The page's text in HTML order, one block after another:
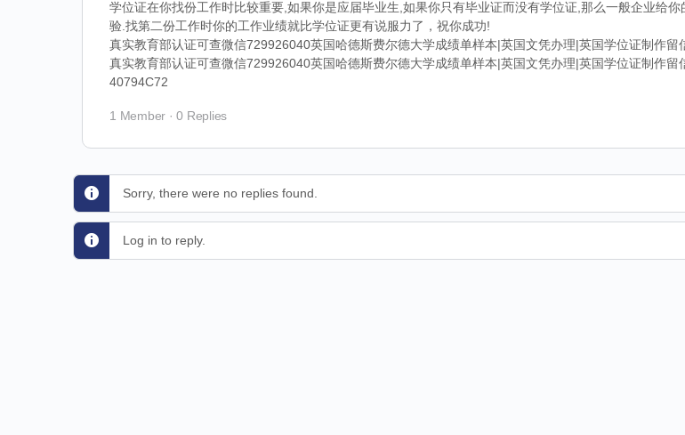
学位证在你找份工作时比较重要,如果你是应届毕业生,如果你只有毕业证而没有学位证,那么一般企业给
验.找第二份工作时你的工作业绩就比学位证更有说服力了，祝你成功!
真实教育部认证可查微信729926040英国哈德斯费尔德大学成绩单样本|英国文凭办理|英国学位证制作留
真实教育部认证可查微信729926040英国哈德斯费尔德大学成绩单样本|英国文凭办理|英国学位证制作留
40794C72
1 Member · 0 Replies
Sorry, there were no replies found.
Log in to reply.